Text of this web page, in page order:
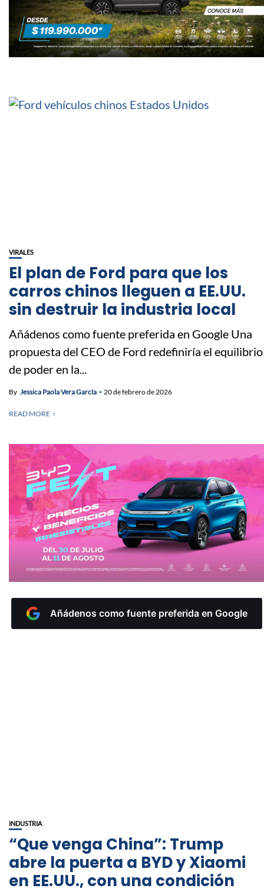
VIRALES
El plan de Ford para que los
carros chinos lleguen a EE.UU.
sin destruir la industria local
Añádenos como fuente preferida en Google Una
propuesta del CEO de Ford redefiniría el equilibrio
de poder en la...
By Jessica Paola Vera García 20 de febrero de 2026
READ MORE
Añádenos como fuente preferida en Google
INDUSTRIA
“Que venga China”: Trump
abre la puerta a BYD y Xiaomi
en EE.UU., con una condición